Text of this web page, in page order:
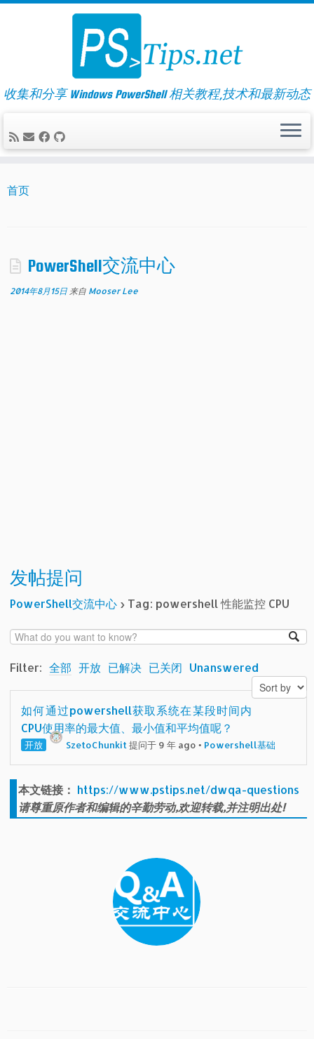
Skip
收集和分享 Windows PowerShell 相关教程,技术和最新动态
首页
PowerShell交流中心
2014年8月15日 来自 Mooser Lee
发帖提问
PowerShell交流中心 › Tag: powershell 性能监控 CPU
Filter: 全部 开放 已解决 已关闭 Unanswered
如何通过powershell获取系统在某段时间内
CPU使用率的最大值、最小值和平均值呢？
开放 SzetoChunkit 提问于 9 年 ago • Powershell基础
本文链接： https://www.pstips.net/dwqa-questions
请尊重原作者和编辑的辛勤劳动,欢迎转载,并注明出处!